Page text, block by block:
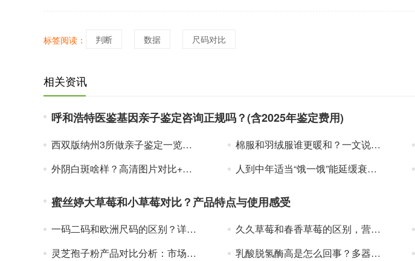
标签阅读： 判断 数据 尺码对比
相关资讯
呼和浩特医鉴基因亲子鉴定咨询正规吗？(含2025年鉴定费用)
西双版纳州3所做亲子鉴定一览（附2025年亲子鉴定地址一览） 棉服和羽绒服谁更暖和？一文说清楚
外阴白斑啥样？高清图片对比+症状自查指南
人到中年适当“饿一饿”能延缓衰老吗？医生提醒：这3类人要谨慎！
蜜丝婷大草莓和小草莓对比？产品特点与使用感受
一码二码和欧洲尺码的区别？详细对比助你选对尺码 久久草莓和春香草莓的区别，营养价值对比！
灵芝孢子粉产品对比分析：市场主流品牌核心指标比较
乳酸脱氢酶高是怎么回事？多器官相关指标解读